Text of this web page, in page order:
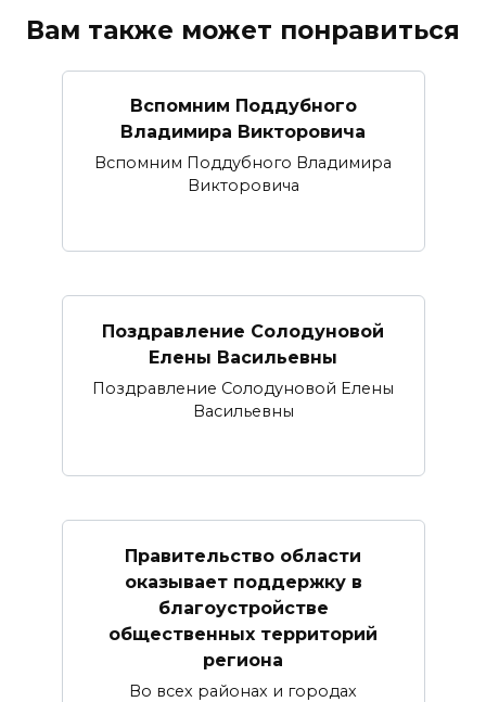
Вам также может понравиться
Вспомним Поддубного
Владимира Викторовича
Вспомним Поддубного Владимира
Викторовича
Поздравление Солодуновой
Елены Васильевны
Поздравление Солодуновой Елены
Васильевны
Правительство области
оказывает поддержку в
благоустройстве
общественных территорий
региона
Во всех районах и городах